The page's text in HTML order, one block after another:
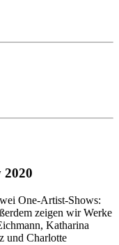
2020
One-Artist-Shows:
zeigen wir Werke
Katharina
und Charlotte